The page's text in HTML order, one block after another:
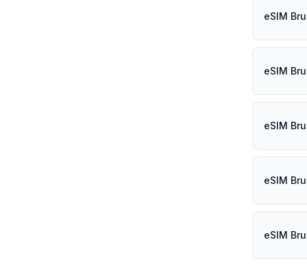
eSIM
eSIM
eSIM
eSIM
eSIM